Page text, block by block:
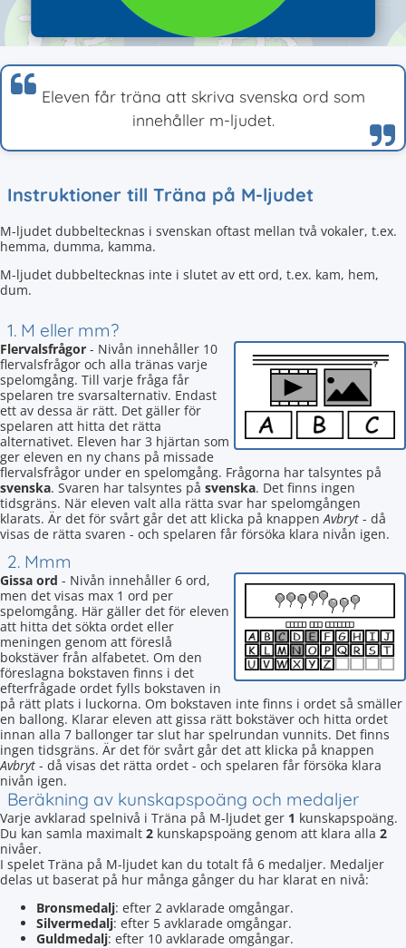
Eleven får träna att skriva svenska ord som
innehåller m-ljudet.
Instruktioner till Träna på M-ljudet
M-ljudet dubbeltecknas i svenskan oftast mellan två vokaler, t.ex.
hemma, dumma, kamma.
M-ljudet dubbeltecknas inte i slutet av ett ord, t.ex. kam, hem,
dum.
1. M eller mm?
Flervalsfrågor - Nivån innehåller 10
flervalsfrågor och alla tränas varje
spelomgång. Till varje fråga får
spelaren tre svarsalternativ. Endast
ett av dessa är rätt. Det gäller för
spelaren att hitta det rätta
alternativet. Eleven har 3 hjärtan som
ger eleven en ny chans på missade
flervalsfrågor under en spelomgång. Frågorna har talsyntes på
svenska. Svaren har talsyntes på svenska. Det finns ingen
tidsgräns. När eleven valt alla rätta svar har spelomgången
klarats. Är det för svårt går det att klicka på knappenAvbryt - då
visas de rätta svaren - och spelaren får försöka klara nivån igen.
2. Mmm
Gissa ord - Nivån innehåller 6 ord,
men det visas max 1 ord per
spelomgång. Här gäller det för eleven
att hitta det sökta ordet eller
meningen genom att föreslå
bokstäver från alfabetet. Om den
föreslagna bokstaven finns i det
efterfrågade ordet fylls bokstaven in
på rätt plats i luckorna. Om bokstaven inte finns i ordet så smäller
en ballong. Klarar eleven att gissa rätt bokstäver och hitta ordet
innan alla 7 ballonger tar slut har spelrundan vunnits. Det finns
ingen tidsgräns. Är det för svårt går det att klicka på knappen
Avbryt - då visas det rätta ordet - och spelaren får försöka klara
nivån igen.
Beräkning av kunskapspoäng och medaljer
Varje avklarad spelnivå i Träna på M-ljudet ger 1 kunskapspoäng.
Du kan samla maximalt 2 kunskapspoäng genom att klara alla 2
nivåer.
I spelet Träna på M-ljudet kan du totalt få 6 medaljer. Medaljer
delas ut baserat på hur många gånger du har klarat en nivå:
Bronsmedalj: efter 2 avklarade omgångar.
Silvermedalj: efter 5 avklarade omgångar.
Guldmedalj: efter 10 avklarade omgångar.